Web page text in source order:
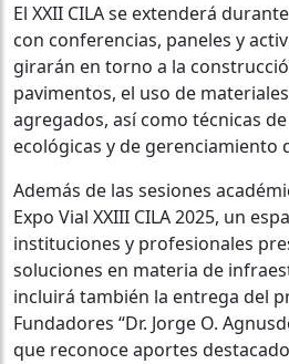
El XXII CILA se extenderá
con conferencias, paneles y
girarán en torno a la
pavimentos, el uso de
agregados, así como técnicas
ecológicas y de gerenciamiento
Además de las sesiones
Expo Vial XXIII CILA 2025, un
instituciones y profesionales
soluciones en materia de
incluirá también la entrega del
Fundadores “Dr. Jorge O.
que reconoce aportes